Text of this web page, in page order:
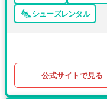
シューズレンタル
公式サイトで見る